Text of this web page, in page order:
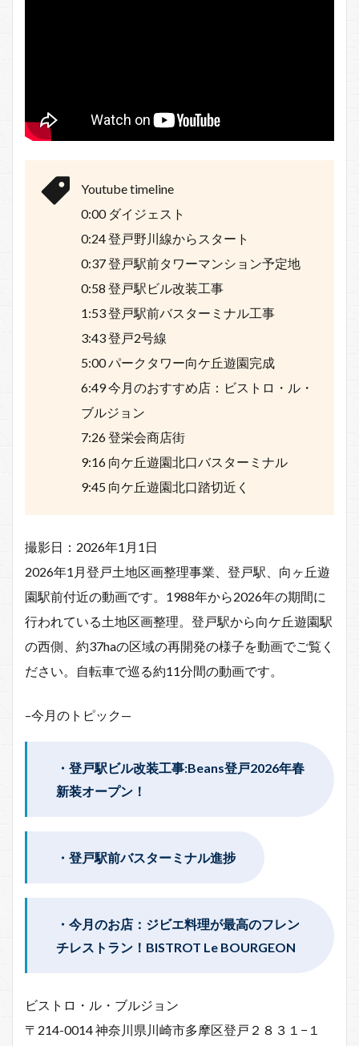
Youtube timeline
0:00 ダイジェスト
0:24 登戸野川線からスタート
0:37 登戸駅前タワーマンション予定地
0:58 登戸駅ビル改装工事
1:53 登戸駅前バスターミナル工事
3:43 登戸2号線
5:00 パークタワー向ケ丘遊園完成
6:49 今月のおすすめ店：ビストロ・ル・
ブルジョン
7:26 登栄会商店街
9:16 向ケ丘遊園北口バスターミナル
9:45 向ケ丘遊園北口踏切近く
撮影日：2026年1月1日
2026年1月登戸土地区画整理事業、登戸駅、向ヶ丘遊
園駅前付近の動画です。1988年から2026年の期間に
行われている土地区画整理。登戸駅から向ケ丘遊園駅
の西側、約37haの区域の再開発の様子を動画でご覧く
ださい。自転車で巡る約11分間の動画です。
–今月のトピック—
・登戸駅ビル改装工事:Beans登戸2026年春
新装オープン！
・登戸駅前バスターミナル進捗
・今月のお店：ジビエ料理が最高のフレン
チレストラン！BISTROT Le BOURGEON
ビストロ・ル・ブルジョン
〒214-0014 神奈川県川崎市多摩区登戸２８３１−１